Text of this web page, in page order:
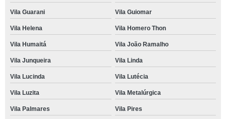
Vila Guarani Vila Guiomar
Vila Helena Vila Homero Thon
Vila Humaitá Vila João Ramalho
Vila Junqueira Vila Linda
Vila Lucinda Vila Lutécia
Vila Luzita Vila Metalúrgica
Vila Palmares Vila Pires